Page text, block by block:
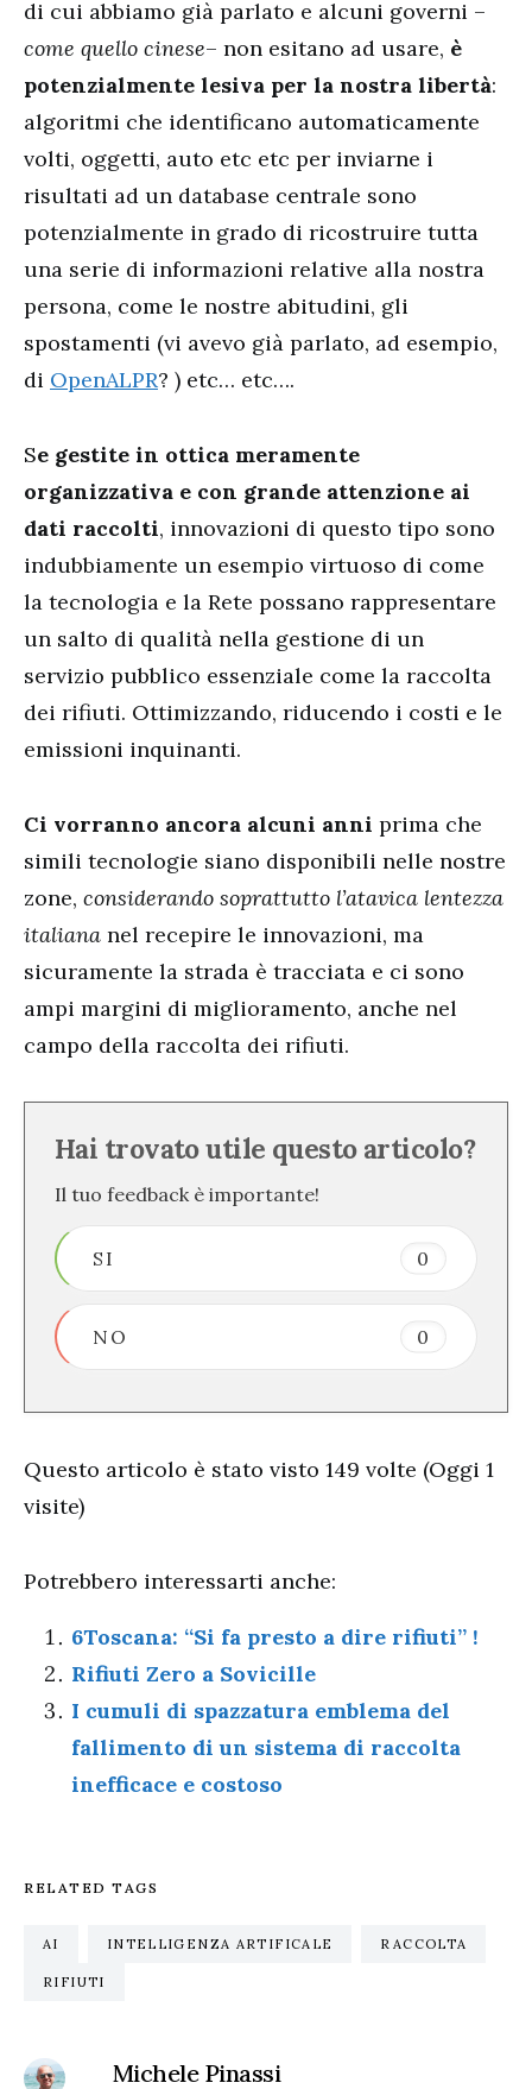
di cui abbiamo già parlato e alcuni governi –
come quello cinese– non esitano ad usare, è
potenzialmente lesiva per la nostra libertà:
algoritmi che identificano automaticamente
volti, oggetti, auto etc etc per inviarne i
risultati ad un database centrale sono
potenzialmente in grado di ricostruire tutta
una serie di informazioni relative alla nostra
persona, come le nostre abitudini, gli
spostamenti (vi avevo già parlato, ad esempio,
di OpenALPR? ) etc… etc….
Se gestite in ottica meramente
organizzativa e con grande attenzione ai
dati raccolti, innovazioni di questo tipo sono
indubbiamente un esempio virtuoso di come
la tecnologia e la Rete possano rappresentare
un salto di qualità nella gestione di un
servizio pubblico essenziale come la raccolta
dei rifiuti. Ottimizzando, riducendo i costi e le
emissioni inquinanti.
Ci vorranno ancora alcuni anni prima che
simili tecnologie siano disponibili nelle nostre
zone, considerando soprattutto l’atavica lentezza
italiana nel recepire le innovazioni, ma
sicuramente la strada è tracciata e ci sono
ampi margini di miglioramento, anche nel
campo della raccolta dei rifiuti.
Hai trovato utile questo articolo?
Il tuo feedback è importante!
SI 0
NO 0
Questo articolo è stato visto 149 volte (Oggi 1
visite)
Potrebbero interessarti anche:
6Toscana: “Si fa presto a dire rifiuti” !
Rifiuti Zero a Sovicille
I cumuli di spazzatura emblema del
fallimento di un sistema di raccolta
inefficace e costoso
RELATED TAGS
AI INTELLIGENZA ARTIFICALE RACCOLTA
RIFIUTI
Michele Pinassi